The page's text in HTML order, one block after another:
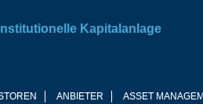
ANBIETER ASSET
Kapitalanlage